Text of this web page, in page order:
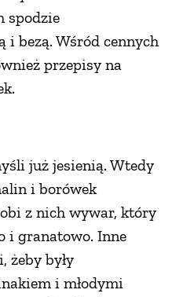
spodzie
i bezą. Wśród cennych
przepisy na
już jesienią. Wtedy
i borówek
z nich wywar, który
i granatowo. Inne
żeby były
i młodymi